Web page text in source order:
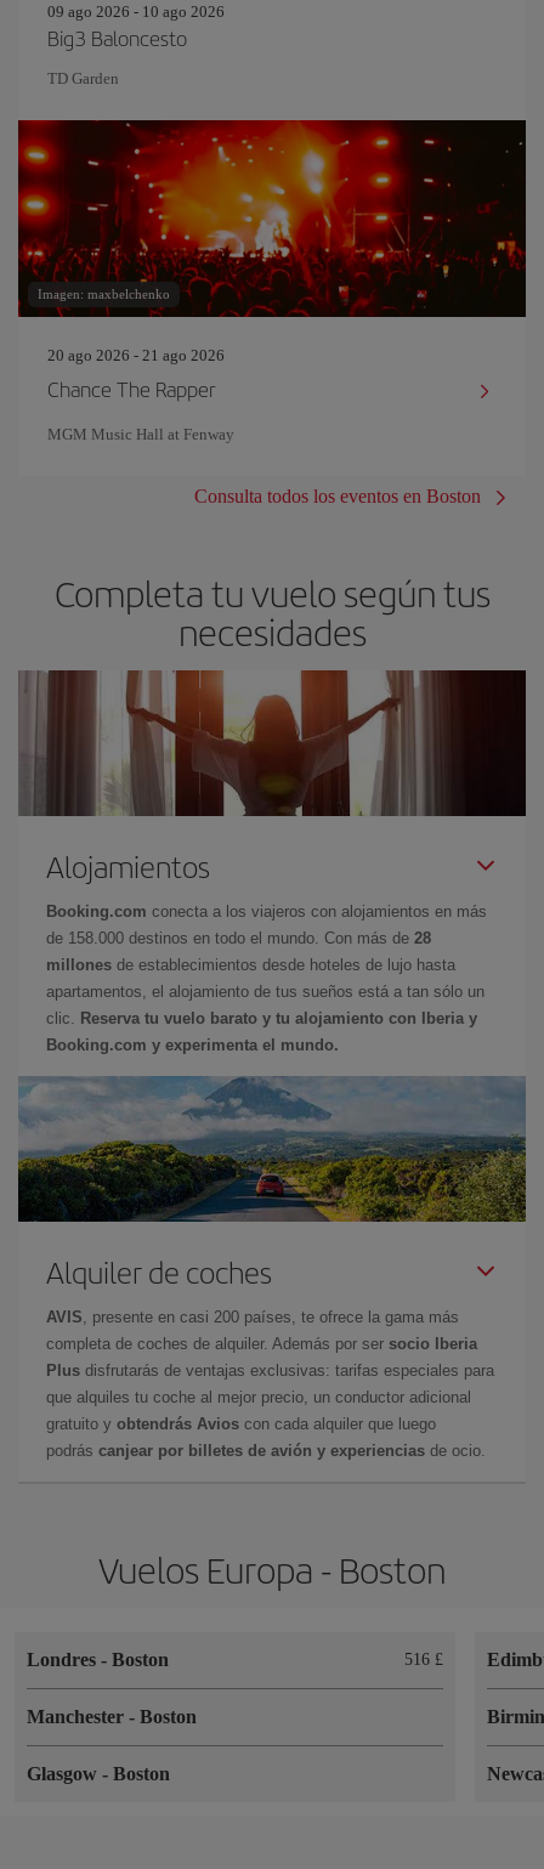
09 ago 2026 - 10 ago 2026
Big3 Baloncesto
TD Garden
Imagen: maxbelchenko
20 ago 2026 - 21 ago 2026
Chance The Rapper
MGM Music Hall at Fenway
Consulta todos los eventos en Boston
Completa tu vuelo según tus
necesidades
Alojamientos
Booking.com conecta a los viajeros con alojamientos en más
de 158.000 destinos en todo el mundo. Con más de 28
millones de establecimientos desde hoteles de lujo hasta
apartamentos, el alojamiento de tus sueños está a tan sólo un
clic.
Reserva tu vuelo barato y tu alojamiento con Iberia y
Booking.com y experimenta el mundo.
Alquiler de coches
AVIS , presente en casi 200 países, te ofrece la gama más
completa de coches de alquiler. Además por ser socio Iberia
Plus disfrutarás de ventajas exclusivas: tarifas especiales para
que alquiles tu coche al mejor precio, un conductor adicional
gratuito y obtendrás Avios con cada alquiler que luego
podrás canjear por billetes de avión y experiencias de ocio.
Vuelos Europa - Boston
Londres - Boston 516 £
Manchester - Boston
Glasgow - Boston